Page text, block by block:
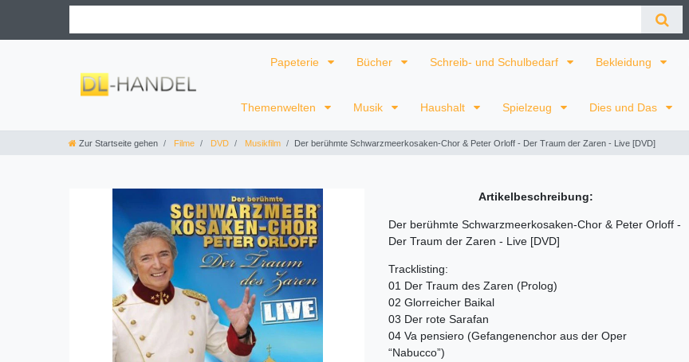
Papeterie Bücher Schreib- und Schulbedarf Bekleidung
Themenwelten Musik Haushalt Spielzeug Dies und Das
Zur Startseite gehen Filme DVD Musikfilm Der berühmte Schwarzmeerkosaken-Chor & Peter Orloff - Der Traum der Zaren - Live [DVD]
Artikelbeschreibung:
Der berühmte Schwarzmeerkosaken-Chor & Peter Orloff -
Der Traum der Zaren - Live [DVD]
Tracklisting:
01 Der Traum des Zaren (Prolog)
02 Glorreicher Baikal
03 Der rote Sarafan
04 Va pensiero (Gefangenenchor aus der Oper
“Nabucco”)